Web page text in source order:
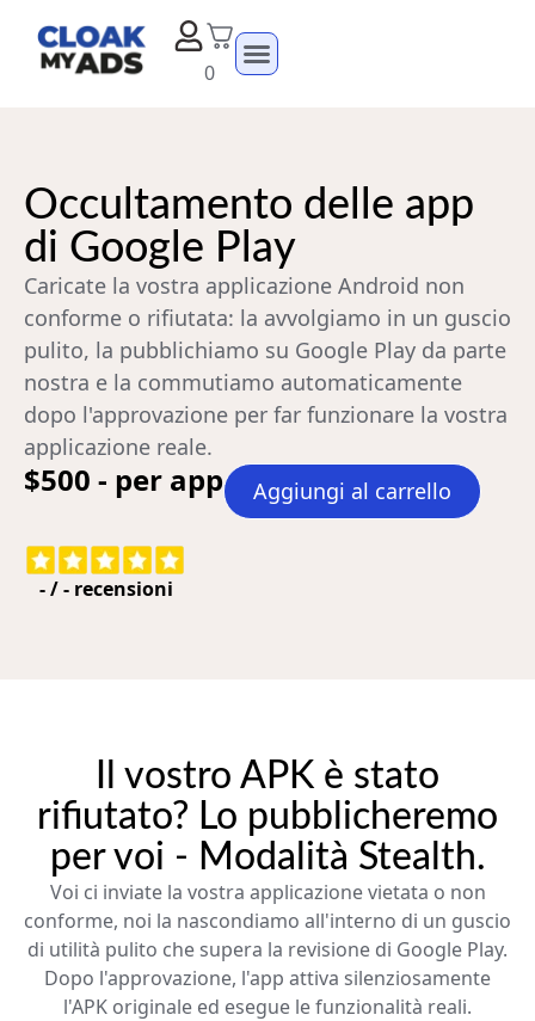
0
Occultamento delle app
di Google Play
Caricate la vostra applicazione Android non
conforme o rifiutata: la avvolgiamo in un guscio
pulito, la pubblichiamo su Google Play da parte
nostra e la commutiamo automaticamente
dopo l'approvazione per far funzionare la vostra
applicazione reale.
$500 - per app Aggiungi al carrello
-/-recensioni
Il vostro APK è stato
rifiutato? Lo pubblicheremo
per voi - Modalità Stealth.
Voi ci inviate la vostra applicazione vietata o non
conforme, noi la nascondiamo all'interno di un guscio
di utilità pulito che supera la revisione di Google Play.
Dopo l'approvazione, l'app attiva silenziosamente
l'APK originale ed esegue le funzionalità reali.